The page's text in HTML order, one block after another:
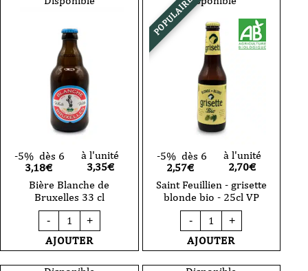
Blonde
VC
75
-5% dès 6
3,18€
à l'unité
3,35€
Bière Blanche de
Bruxelles 33 cl
-
quantité
de
Bière
Blanche
+
AJOUTER
POPULAIRE
-5% dès 6
2,57€
à l'unité
2,70€
Saint Feuillien - grisette
blonde bio - 25cl VP
-
quantité
de
Saint
Feuillien
+
AJOUTER